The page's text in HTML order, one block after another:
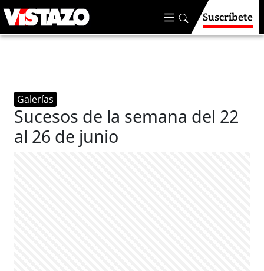
Suscríbete
Galerías
Sucesos de la semana del 22
al 26 de junio